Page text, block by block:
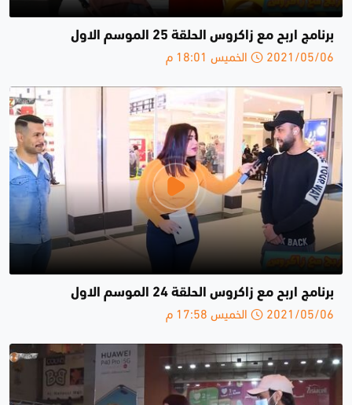
برنامج اربح مع زاكروس الحلقة 25 الموسم الاول
2021/05/06 الخميس 18:01 م
برنامج اربح مع زاكروس الحلقة 24 الموسم الاول
2021/05/06 الخميس 17:58 م